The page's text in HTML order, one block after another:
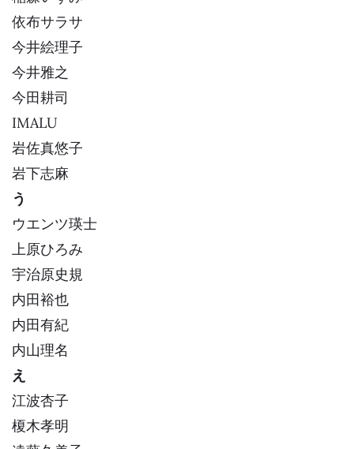
依布サラサ
今井絵理子
今井雅之
今田耕司
IMALU
岩佐真悠子
岩下志麻
う
ウエンツ瑛士
上原ひろみ
宇治原史規
内田裕也
内田有紀
内山理名
え
江波杏子
榎木孝明